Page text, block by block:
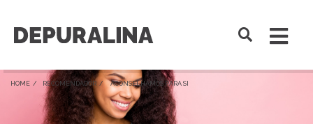
HOME / RECOMENDADOR / ACONSELHAMOS PARA SI